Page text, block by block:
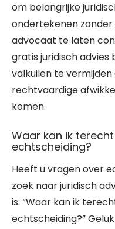
om belangrijke
ondertekenen
advocaat te laten
gratis juridisch advies
valkuilen te
rechtvaardige
komen.
Waar kan ik
echtscheiding?
Heeft u vragen over
zoek naar juridisch
is: “Waar kan ik
echtscheiding?”